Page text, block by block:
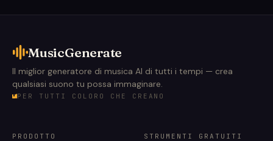
MusicGenerate
Il miglior generatore di musica AI di tutti i tempi — crea
qualsiasi suono tu possa immaginare.
PER TUTTI COLORO CHE CREANO
PRODOTTO STRUMENTI GRATUITI